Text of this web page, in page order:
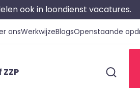
ook in loondienst vacatures.
onsWerkwijzeBlogsOpenstaande